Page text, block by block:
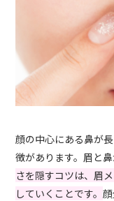
顔の中心にある鼻が
徴があります。眉と
さを隠すコツは、眉
していくことです。